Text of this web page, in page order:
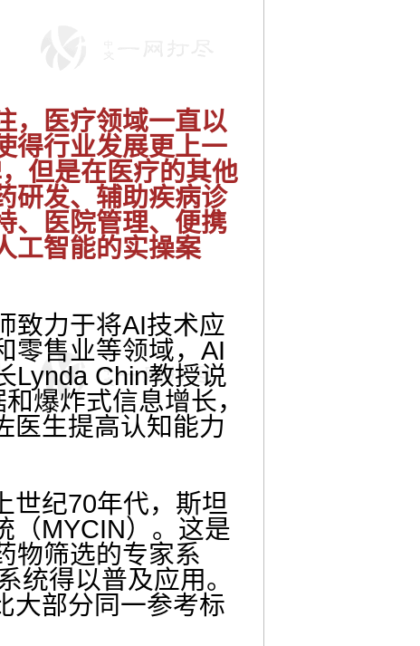
，医疗领域一直以
得行业发展更上一
但是在医疗的其他
研发、辅助疾病诊
、医院管理、便携
工智能的实操案
致力于将AI技术应
零售业等领域，AI
Lynda Chin教授说
爆炸式信息增长，
医生提高认知能力
世纪70年代，斯坦
（MYCIN）。这是
物筛选的专家系
统得以普及应用。
大部分同一参考标